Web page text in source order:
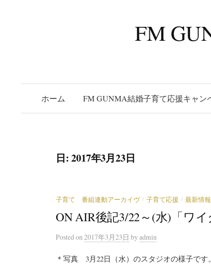
FM
ホーム FM GUNMA結婚子育て応援キャ
日:2017年3月23日
子育て 番組連動アーカイヴ / 子育て応援 / 最新情
ON AIR後記3/22～(水)「ワ
Postedon 2017年3月23日 by admin
＊写真 3月22日（水）のスタジオの様子で